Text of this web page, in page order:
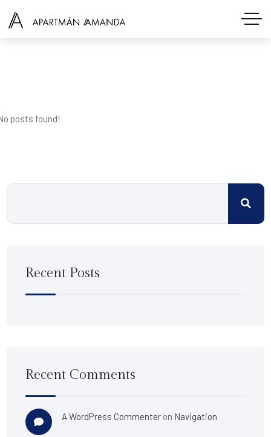
posts found!
Recent Posts
Recent Comments
A WordPress Commenter on Navigation